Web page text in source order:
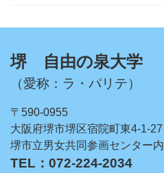
堺 自由の泉大学
（愛称：ラ・パリテ）
〒590-0955
大阪府堺市堺区宿院町東4-1-27
堺市立男女共同参画センター内
TEL：072-224-2034